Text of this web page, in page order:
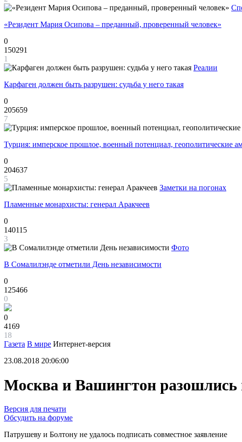
«Резидент Мария Осипова – преданный, проверенный человек»
0
150291
1
Реалии
Карфаген должен быть разрушен: судьба у него такая
0
205659
7
Турция: имперское прошлое, военный потенциал, геополитические
0
204637
5
Заметки на погонах
Пламенные монархисты: генерал Аракчеев
0
140115
3
Фото
В Сомалилэнде отметили День независимости
0
125466
0
0
4169
18
Газета В мире Интернет-версия
23.08.2018 20:06:00
Москва и Вашингтон
Версия для печати
Обсудить на форуме
Патрушеву и Болтону не удалось подписать совместное заявление